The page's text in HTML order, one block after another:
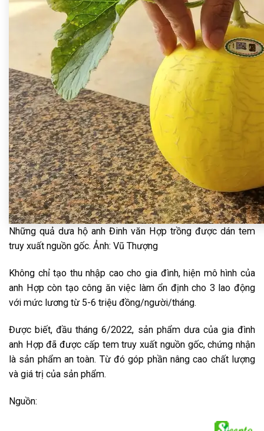
Những quả dưa hộ anh Đinh văn Hợp trồng được dán tem
truy xuất nguồn gốc. Ảnh: Vũ Thượng
Không chỉ tạo thu nhập cao cho gia đình, hiện mô hình của
anh Hợp còn tạo công ăn việc làm ổn định cho 3 lao động
với mức lương từ 5-6 triệu đồng/người/tháng.
Được biết, đầu tháng 6/2022, sản phẩm dưa của gia đình
anh Hợp đã được cấp tem truy xuất nguồn gốc, chứng nhận
là sản phẩm an toàn. Từ đó góp phần nâng cao chất lượng
và giá trị của sản phẩm.
Nguồn: